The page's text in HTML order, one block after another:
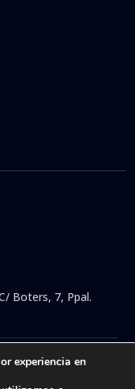
Boters, 7, Ppal.
Casals, S.L.
especializada
experiencia en